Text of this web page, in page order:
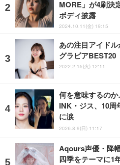
MORE」が4刷決
ボディ披露
2024.10.11(金) 19:15
あの注目アイド
グラビアBEST20
2022.2.15(火) 12:11
何を意味するの
INK・ジス、10周
に涙
2026.8.9(日) 11:17
Aqours声優・降
四季をテーマに1